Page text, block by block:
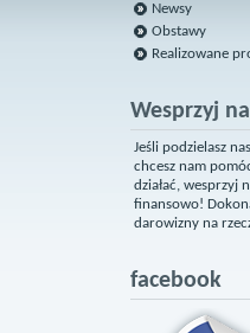
Newsy
Obstawy
Realizowane
Wesprzyj
Jeśli podzielasz
chcesz nam
działać, wesprzyj
finansowo!
darowizny na
facebook